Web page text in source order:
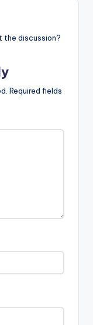
the discussion?
Required fields